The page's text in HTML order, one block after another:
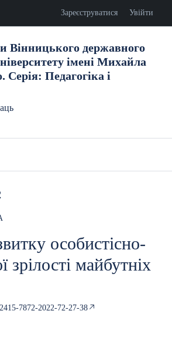
мова: Зареєструватися Увійти
Вінницького державного
імені Михайла
Педагогіка і
особистісно-
зрілості майбутніх
7872-2022-72-27-38